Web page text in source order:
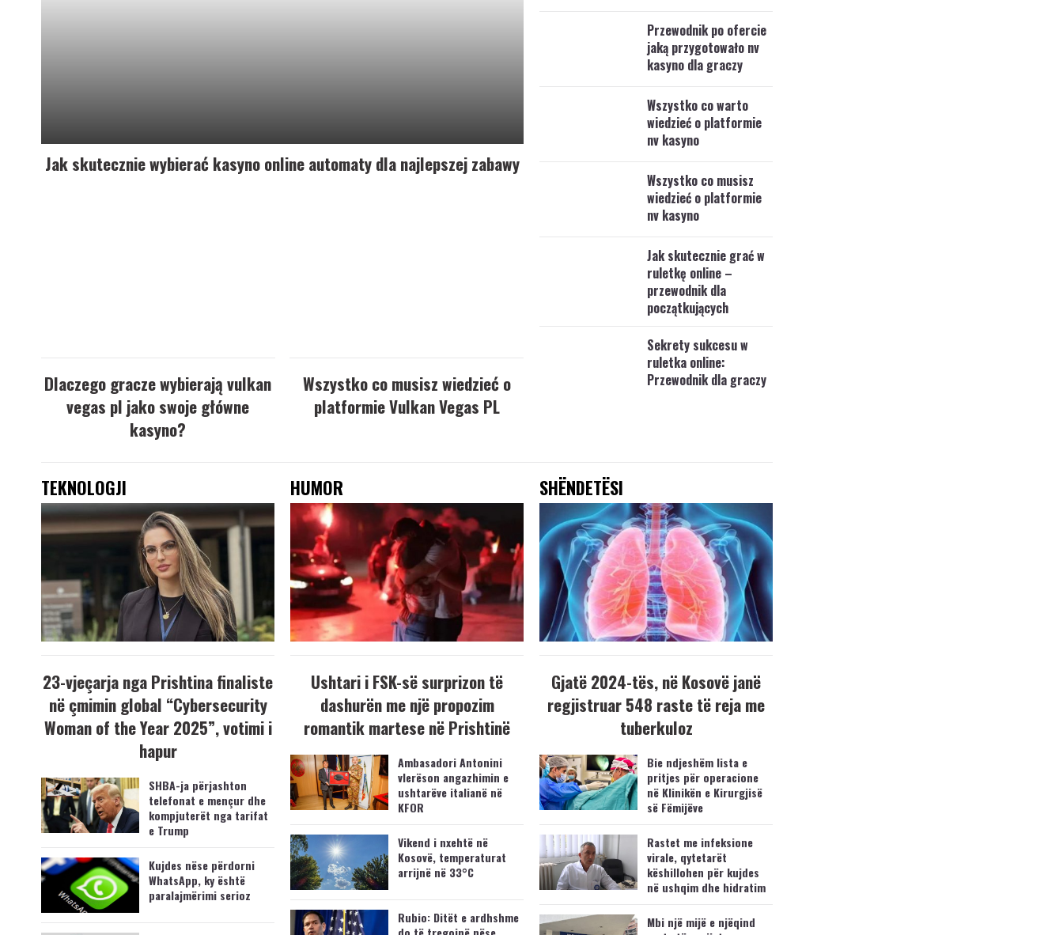
Jak skutecznie wybierać kasyno online automaty dla najlepszej zabawy
Dlaczego gracze wybierają vulkan
vegas pl jako swoje główne
kasyno?
Wszystko co musisz wiedzieć o
platformie Vulkan Vegas PL
Przewodnik po ofercie
jaką przygotowało nv
kasyno dla graczy
Wszystko co warto
wiedzieć o platformie
nv kasyno
Wszystko co musisz
wiedzieć o platformie
nv kasyno
Jak skutecznie grać w
ruletkę online –
przewodnik dla
początkujących
Sekrety sukcesu w
ruletka online:
Przewodnik dla graczy
TEKNOLOGJI
23-vjeçarja nga Prishtina finaliste
në çmimin global “Cybersecurity
Woman of the Year 2025”, votimi i
hapur
SHBA-ja përjashton
telefonat e mençur dhe
kompjuterët nga tarifat
e Trump
Kujdes nëse përdorni
WhatsApp, ky është
paralajmërimi serioz
HUMOR
Ushtari i FSK-së surprizon të
dashurën me një propozim
romantik martese në Prishtinë
Ambasadori Antonini
vlerëson angazhimin e
ushtarëve italianë në
KFOR
Vikend i nxehtë në
Kosovë, temperaturat
arrijnë në 33°C
Rubio: Ditët e ardhshme
SHËNDETËSI
Gjatë 2024-tës, në Kosovë janë
regjistruar 548 raste të reja me
tuberkuloz
Bie ndjeshëm lista e
pritjes për operacione
në Klinikën e Kirurgjisë
së Fëmijëve
Rastet me infeksione
virale, qytetarët
këshillohen për kujdes
në ushqim dhe hidratim
Mbi një mijë e njëqind